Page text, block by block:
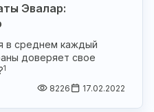
Эвалар:
в среднем каждый
доверяет свое
1
8226 17.02.2022